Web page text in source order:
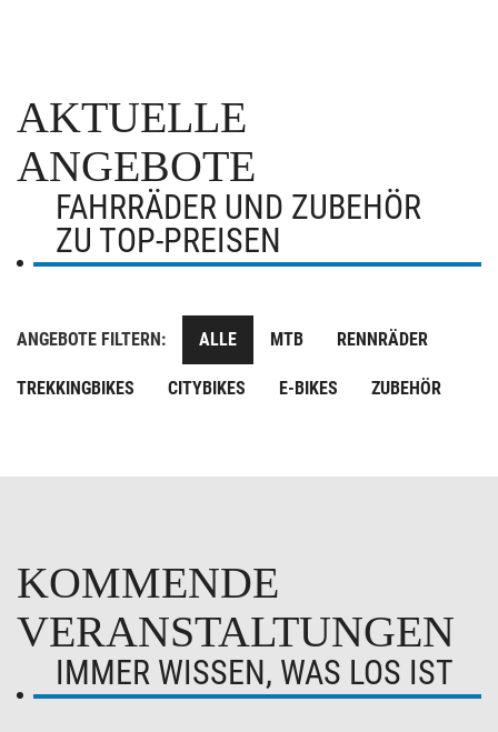
AKTUELLE
ANGEBOTE
FAHRRÄDER UND ZUBEHÖR
ZU TOP-PREISEN
ANGEBOTE FILTERN: ALLE MTB RENNRÄDER
TREKKINGBIKES CITYBIKES E-BIKES ZUBEHÖR
KOMMENDE
VERANSTALTUNGEN
IMMER WISSEN, WAS LOS IST